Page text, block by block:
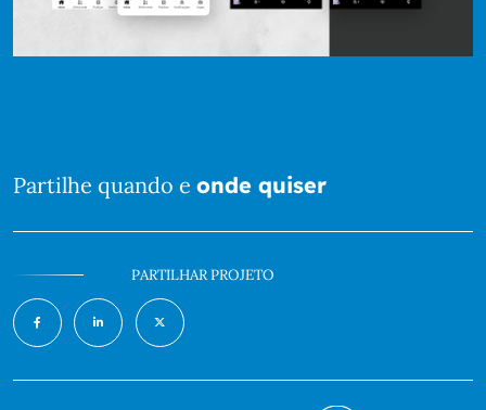
Partilhe quando e onde quiser
PARTILHAR PROJETO